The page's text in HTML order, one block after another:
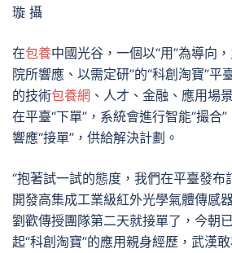
璇 攝
在包養中國光谷，一個以“用”為導向
院所響應、以需定研”的“科創淘寶”平
的技術包養網 、人才、金融、應用場
在平臺“下單”，系統會進行智能“撮合
響應“接單”，供給解決計劃。
“抱著試一試的態度，我們在平臺發
開發高集成工業級紅外光學氣體傳感
劉歡傳授團隊第二天就接單了，今朝
起“科創淘寶”的應用親身經歷，武漢